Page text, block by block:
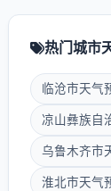
热门城市
临沧市天气
凉山彝族自
乌鲁木齐市
淮北市天气